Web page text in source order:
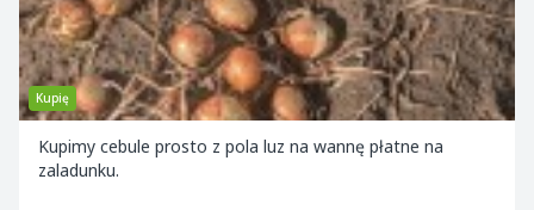
Kupię
Kupimy cebule prosto z pola luz na wannę płatne na
zaladunku.